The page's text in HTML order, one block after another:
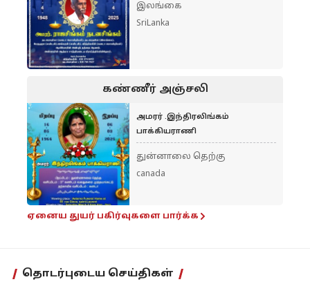
இலங்கை
SriLanka
கண்ணீர் அஞ்சலி
அமரர் .இந்திரலிங்கம்
பாக்கியராணி
துன்னாலை தெற்கு
canada
ஏனைய துயர் பகிர்வுகளை பார்க்க
தொடர்புடைய செய்திகள்